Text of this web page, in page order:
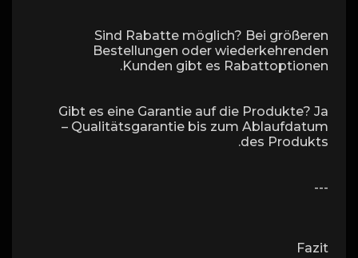
Sind Rabatte möglich? Bei größeren
Bestellungen oder wiederkehrenden
Kunden gibt es Rabattoptionen.
Gibt es eine Garantie auf die Produkte? Ja
– Qualitätsgarantie bis zum Ablaufdatum
des Produkts.
---
Fazit